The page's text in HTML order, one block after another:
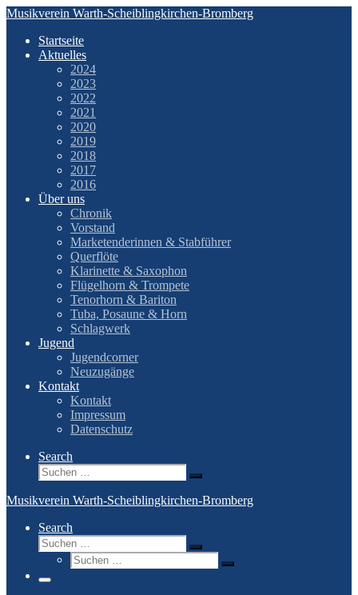
Zum
springen
Musikverein Warth-Scheiblingkirchen-Bromberg
Startseite
Aktuelles
2024
2023
2022
2021
2020
2019
2018
2017
2016
Über uns
Chronik
Vorstand
Marketenderinnen & Stabführer
Querflöte
Klarinette & Saxophon
Flügelhorn & Trompete
Tenorhorn & Bariton
Tuba, Posaune & Horn
Schlagwerk
Jugend
Jugendcorner
Neuzugänge
Kontakt
Kontakt
Impressum
Datenschutz
Search
Suche
Suchen …
Musikverein Warth-Scheiblingkirchen-Bromberg
Search
Suche
Suchen …
Suche
Suchen …
Menü